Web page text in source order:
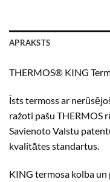
APRAKSTS
THERMOS® KING
Īsts termoss ar
ražoti pašu THERMOS
Savienoto Valstu
kvalitātes standartus.
KING termosa kolba